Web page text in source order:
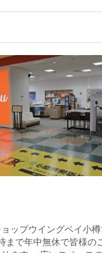
ップウイングベイ小
まで年中無休で皆様の